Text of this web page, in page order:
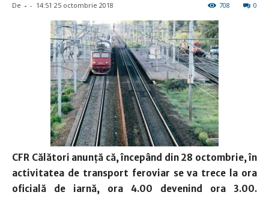
De - - 14:51 25 octombrie 2018 0
708
CFR Călători anunţă că, începând din 28 octombrie, în
activitatea de transport feroviar se va trece la ora
oficială de iarnă, ora 4.00 devenind ora 3.00.